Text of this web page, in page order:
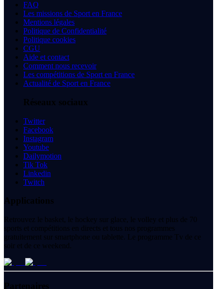
FAQ
Les missions de Sport en France
Mentions légales
Politique de Confidentialité
Politique cookies
CGU
Aide et contact
Comment nous recevoir
Les compétitions de Sport en France
Actualité de Sport en France
Réseaux sociaux
Twitter
Facebook
Instagram
Youtube
Dailymotion
Tik Tok
Linkedin
Twitch
Applications
Retrouvez le basket, le hockey sur glace, le volley et plus de 70
sports et compétitions en directs et tous nos programmes
gratuitement sur smartphone ou tablette. Le programme Tv de ce
soir et de ce weekend.
Partenaires